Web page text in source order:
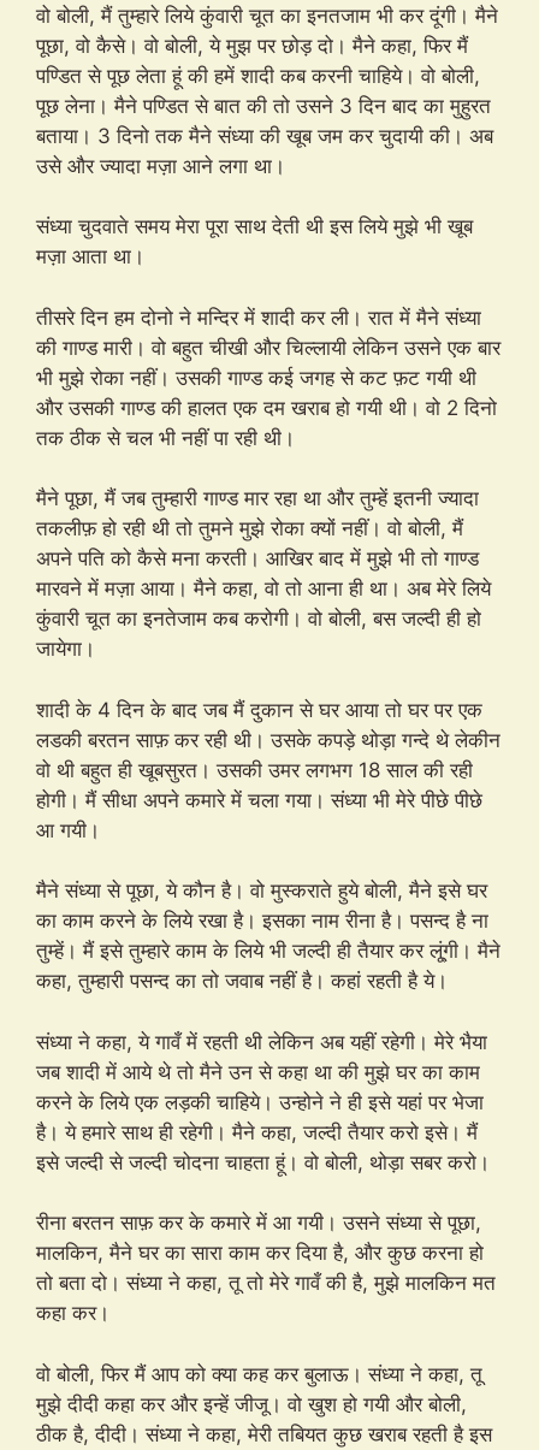
वो बोली, मैं तुम्हारे लिये कुंवारी चूत का इनतजाम भी कर दूंगी। मैने
पूछा, वो कैसे। वो बोली, ये मुझ पर छोड़ दो। मैने कहा, फिर मैं
पण्डित से पूछ लेता हूं की हमें शादी कब करनी चाहिये। वो बोली,
पूछ लेना। मैने पण्डित से बात की तो उसने 3 दिन बाद का मुहुरत
बताया। 3 दिनो तक मैने संध्या की खूब जम कर चुदायी की। अब
उसे और ज्यादा मज़ा आने लगा था।
संध्या चुदवाते समय मेरा पूरा साथ देती थी इस लिये मुझे भी खूब
मज़ा आता था।
तीसरे दिन हम दोनो ने मन्दिर में शादी कर ली। रात में मैने संध्या
की गाण्ड मारी। वो बहुत चीखी और चिल्लायी लेकिन उसने एक बार
भी मुझे रोका नहीं। उसकी गाण्ड कई जगह से कट फ़ट गयी थी
और उसकी गाण्ड की हालत एक दम खराब हो गयी थी। वो 2 दिनो
तक ठीक से चल भी नहीं पा रही थी।
मैने पूछा, मैं जब तुम्हारी गाण्ड मार रहा था और तुम्हें इतनी ज्यादा
तकलीफ़ हो रही थी तो तुमने मुझे रोका क्यों नहीं। वो बोली, मैं
अपने पति को कैसे मना करती। आखिर बाद में मुझे भी तो गाण्ड
मारवने में मज़ा आया। मैने कहा, वो तो आना ही था। अब मेरे लिये
कुंवारी चूत का इनतेजाम कब करोगी। वो बोली, बस जल्दी ही हो
जायेगा।
शादी के 4 दिन के बाद जब मैं दुकान से घर आया तो घर पर एक
लडकी बरतन साफ़ कर रही थी। उसके कपड़े थोड़ा गन्दे थे लेकीन
वो थी बहुत ही खूबसुरत। उसकी उमर लगभग 18 साल की रही
होगी। मैं सीधा अपने कमारे में चला गया। संध्या भी मेरे पीछे पीछे
आ गयी।
मैने संध्या से पूछा, ये कौन है। वो मुस्कराते हुये बोली, मैने इसे घर
का काम करने के लिये रखा है। इसका नाम रीना है। पसन्द है ना
तुम्हें। मैं इसे तुम्हारे काम के लिये भी जल्दी ही तैयार कर लू्ंगी। मैने
कहा, तुम्हारी पसन्द का तो जवाब नहीं है। कहां रहती है ये।
संध्या ने कहा, ये गावँ में रहती थी लेकिन अब यहीं रहेगी। मेरे भैया
जब शादी में आये थे तो मैने उन से कहा था की मुझे घर का काम
करने के लिये एक लड़की चाहिये। उन्होने ने ही इसे यहां पर भेजा
है। ये हमारे साथ ही रहेगी। मैने कहा, जल्दी तैयार करो इसे। मैं
इसे जल्दी से जल्दी चोदना चाहता हूं। वो बोली, थोड़ा सबर करो।
रीना बरतन साफ़ कर के कमारे में आ गयी। उसने संध्या से पूछा,
मालकिन, मैने घर का सारा काम कर दिया है, और कुछ करना हो
तो बता दो। संध्या ने कहा, तू तो मेरे गावँ की है, मुझे मालकिन मत
कहा कर।
वो बोली, फिर मैं आप को क्या कह कर बुलाऊ। संध्या ने कहा, तू
मुझे दीदी कहा कर और इन्हें जीजू। वो खुश हो गयी और बोली,
ठीक है, दीदी। संध्या ने कहा, मेरी तबियत कुछ खराब रहती है इस